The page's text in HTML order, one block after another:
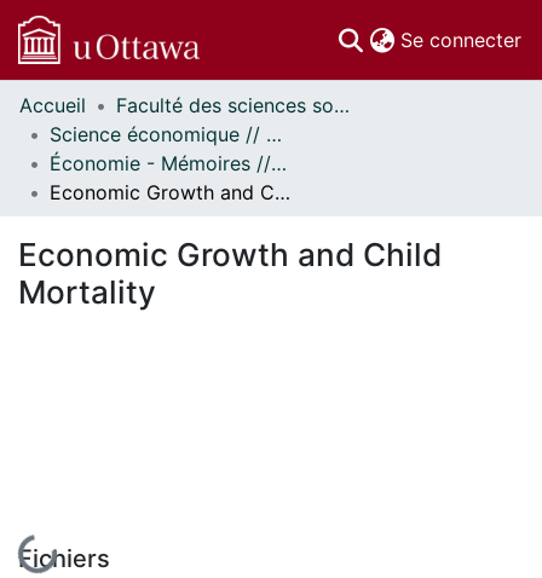
Se connecter
Communautés
et collections
Parcourir
Statistiques
À propos
Accueil
Faculté des sciences sociales // Faculty of Social Sciences
Science économique // Economics
Économie - Mémoires // Economics - Research Papers
Economic Growth and Child Mortality
Economic Growth and Child
Mortality
En cours de chargement...
Fichiers